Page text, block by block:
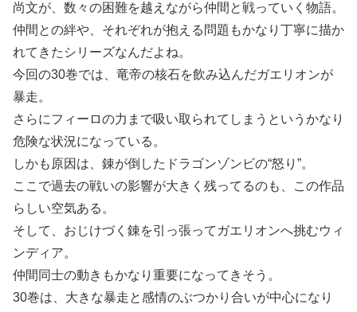
尚文が、数々の困難を越えながら仲間と戦っていく物語。
仲間との絆や、それぞれが抱える問題もかなり丁寧に描か
れてきたシリーズなんだよね。
今回の30巻では、竜帝の核石を飲み込んだガエリオンが
暴走。
さらにフィーロの力まで吸い取られてしまうというかなり
危険な状況になっている。
しかも原因は、錬が倒したドラゴンゾンビの“怒り”。
ここで過去の戦いの影響が大きく残ってるのも、この作品
らしい空気ある。
そして、おじけづく錬を引っ張ってガエリオンへ挑むウィ
ンディア。
仲間同士の動きもかなり重要になってきそう。
30巻は、大きな暴走と感情のぶつかり合いが中心になり